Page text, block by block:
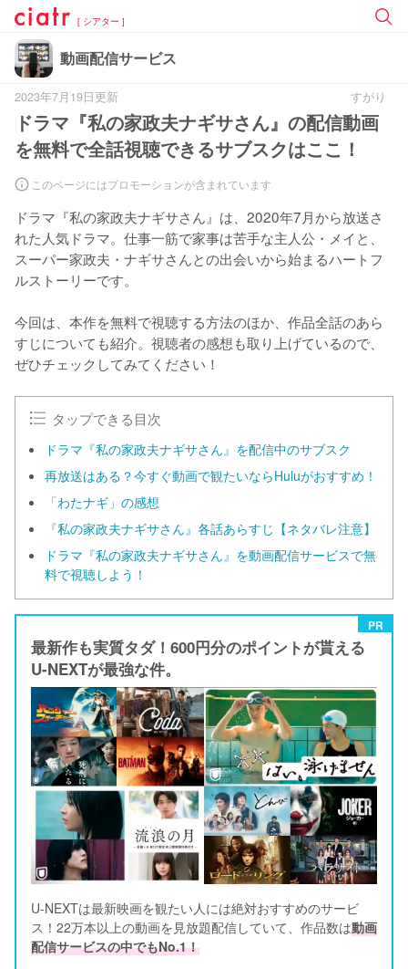
[ シアター ]
動画配信サービス
2023年7月19日更新 すがり
ドラマ『私の家政夫ナギサさん』の配信動画
を無料で全話視聴できるサブスクはここ！
このページにはプロモーションが含まれています
ドラマ『私の家政夫ナギサさん』は、2020年7月から放送さ
れた人気ドラマ。仕事一筋で家事は苦手な主人公・メイと、
スーパー家政夫・ナギサさんとの出会いから始まるハートフ
ルストーリーです。
今回は、本作を無料で視聴する方法のほか、作品全話のあら
すじについても紹介。視聴者の感想も取り上げているので、
ぜひチェックしてみてください！
タップできる目次
ドラマ『私の家政夫ナギサさん』を配信中のサブスク
再放送はある？今すぐ動画で観たいならHuluがおすすめ！
「わたナギ」の感想
『私の家政夫ナギサさん』各話あらすじ【ネタバレ注意】
ドラマ『私の家政夫ナギサさん』を動画配信サービスで無
料で視聴しよう！
PR
最新作も実質タダ！600円分のポイントが貰える
U-NEXTが最強な件。
U-NEXTは最新映画を観たい人には絶対おすすめのサービ
ス！22万本以上の動画を見放題配信していて、作品数は動画
配信サービスの中でもNo.1！